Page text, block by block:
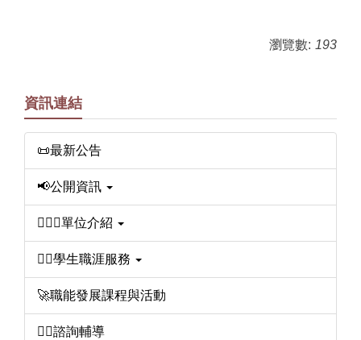
瀏覽數: 193
資訊連結
📜最新公告
📢公開資訊
🙋🏼‍♀️單位介紹
🙋‍♂️學生職涯服務
🚀職能發展課程與活動
💁‍♀️諮詢輔導